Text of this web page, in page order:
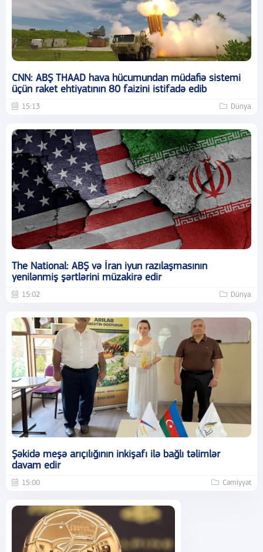
CNN: ABŞ THAAD hava hücumundan müdafiə sistemi
üçün raket ehtiyatının 80 faizini istifadə edib
15:13 Dünya
The National: ABŞ və İran iyun razılaşmasının
yenilənmiş şərtlərini müzakirə edir
15:02 Dünya
Şəkidə meşə arıçılığının inkişafı ilə bağlı təlimlər
davam edir
15:00 Cəmiyyət